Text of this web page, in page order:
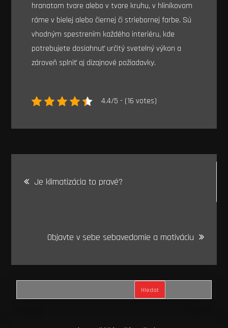
hranatom tvare alebo v tvare kruhu, v hliníkovom
ráme v bielej alebo čiernej či striebornej farbe. Sú
vhodným spestrením každého interiéru, kde
potrebujete dosiahnuť určitý svetelný výkon a
zároveň splniť aj dizajnové požiadavky.
4.4/5 - (16 votes)
Je klimatizácia to pravé?
Objavte v sebe sebavedomie a motiváciu
Hledat